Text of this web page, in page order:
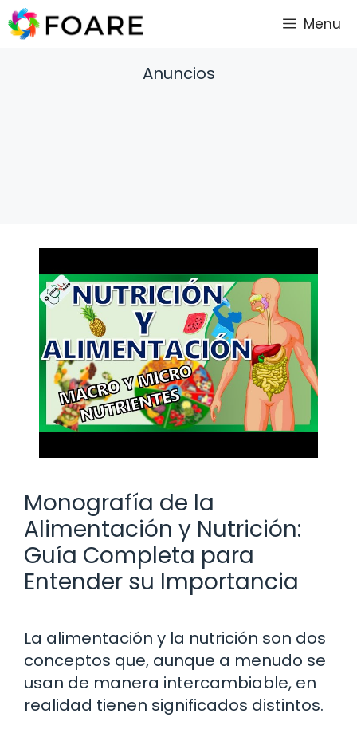
Saltar
al
Menu
Anuncios
Monografía de la
Alimentación y Nutrición:
Guía Completa para
Entender su Importancia
La alimentación y la nutrición son dos
conceptos que, aunque a menudo se
usan de manera intercambiable, en
realidad tienen significados distintos.